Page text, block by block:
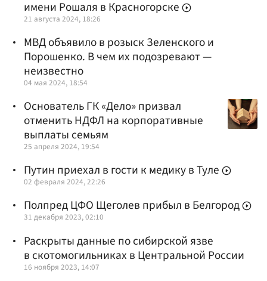
имени Рошаля в Красногорске
21 августа 2024, 18:26
МВД объявило в розыск Зеленского и
Порошенко. В чем их подозревают —
неизвестно
04 мая 2024, 18:54
Основатель ГК «Дело» призвал
отменить НДФЛ на корпоративные
выплаты семьям
25 апреля 2024, 19:54
Путин приехал в гости к медику в Туле
02 февраля 2024, 22:26
Полпред ЦФО Щеголев прибыл в Белгород
31 декабря 2023, 02:10
Раскрыты данные по сибирской язве
в скотомогильниках в Центральной России
16 ноября 2023, 14:07